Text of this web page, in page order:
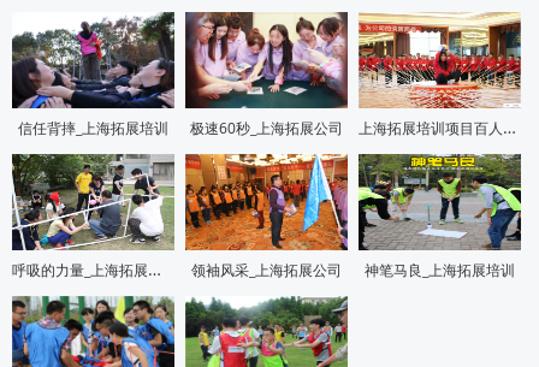
信任背摔_上海拓展培训 极速60秒_上海拓展公司 上海拓展培训项目百人战鼓
呼吸的力量_上海拓展培训 领袖风采_上海拓展公司 神笔马良_上海拓展培训